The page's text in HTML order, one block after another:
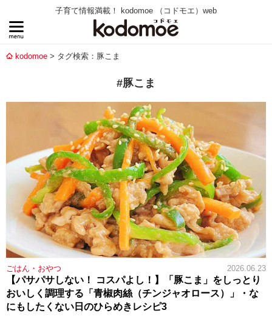
子育て情報満載！ kodomoe （コドモエ）web
kodomoe タグ検索：豚こま
#豚こま
ごはん・おやつ 2026.06.23
【パサパサしない！ コスパよし！】「豚こま」をしっとり
おいしく調理する「青椒肉絲（チンジャオロース）」・な
にもしたくない日のひらめきレシピ3